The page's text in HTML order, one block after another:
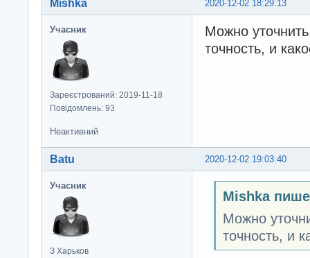
2020-12-02 18:29:13
Mishka
Учасник
Зареєстрований: 2019-11-18
Повідомлень: 93
Можно
точность, и
Неактивний
2020-12-02 19:03:40
Batu
Учасник
З Харьков
Mishka
Можно
точность, и